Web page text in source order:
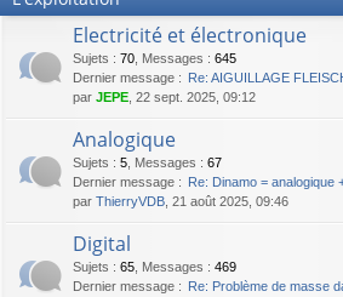
Electricité et électronique
Sujets : 70 Messages : 645
Dernier message : Re: AIGUILLAGE
par JEPE , 22 sept. 2025, 09:12
Analogique
Sujets : 5 Messages : 67
Dernier message : Re: Dinamo = analogique
par ThierryVDB , 21 août 2025, 09:46
Digital
Sujets : 65 Messages : 469
Dernier message : Re: Problème de masse